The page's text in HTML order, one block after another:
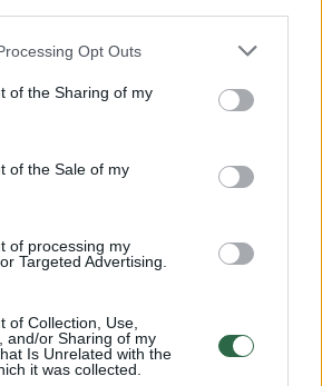
Opt Outs
of the Sharing of my
of the Sale of my
of processing my
Targeted Advertising.
of Collection, Use,
and/or Sharing of my
Is Unrelated with the
it was collected.
treneriu M. Lukošiumi
ir laukiantį unikalų
Utenos žiūrovams.